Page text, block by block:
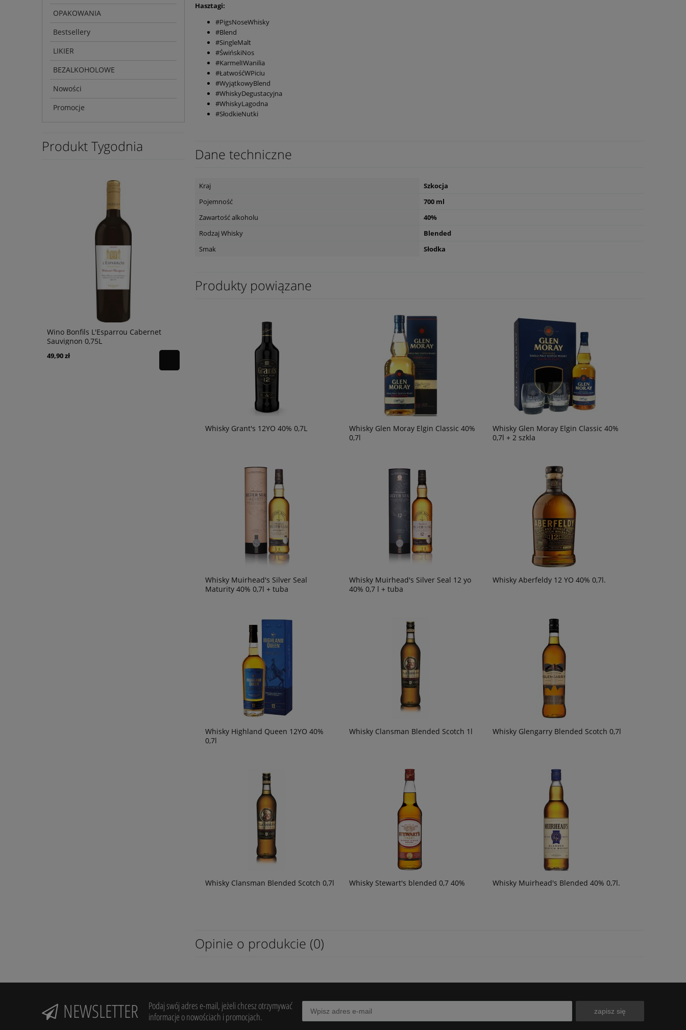
OPAKOWANIA
Bestsellery
LIKIER
BEZALKOHOLOWE
Nowości
Promocje
Produkt Tygodnia
Wino Bonfils L'Esparrou Cabernet
Sauvignon 0,75L
49,90 zł
Wino Tagaro Passo del Sud
Negroamaro/primitivo 0,75l
Wino Tagaro Apulia Gravity Primitivo
powiadom o
Wino Bonfils L'Esparrou Sauvignon
Hasztagi:
#PigsNoseWhisky
#Blend
#SingleMalt
#ŚwińskiNos
#KarmelIWanilia
#ŁatwośćWPiciu
#WyjątkowyBlend
#WhiskyDegustacyjna
#WhiskyLagodna
#SłodkieNutki
Dane techniczne
Kraj
Szkocja
Pojemność
700 ml
Zawartość alkoholu
40%
Rodzaj Whisky
Blended
Smak
Słodka
Produkty powiązane
Whisky Grant's 12YO 40% 0,7L
Whisky Glen Moray Elgin Classic 40%
0,7l
Whisky Glen Moray Elgin Classic 40%
0,7l + 2 szkla
Whisky Muirhead's Silver Seal
Maturity 40% 0,7l + tuba
Whisky Muirhead's Silver Seal 12 yo
40% 0,7 l + tuba
Whisky Aberfeldy 12 YO 40% 0,7l.
Whisky Highland Queen 12YO 40%
0,7l
Whisky Clansman Blended Scotch 1l Whisky Glengarry Blended Scotch 0,7l
Whisky Clansman Blended Scotch 0,7l Whisky Stewart's blended 0,7 40% Whisky Muirhead's Blended 40% 0,7l.
Opinie o produkcie (0)
NEWSLETTER
Podaj swój adres e-mail, jeżeli chcesz otrzymywać
informacje o nowościach i promocjach.
zapisz się